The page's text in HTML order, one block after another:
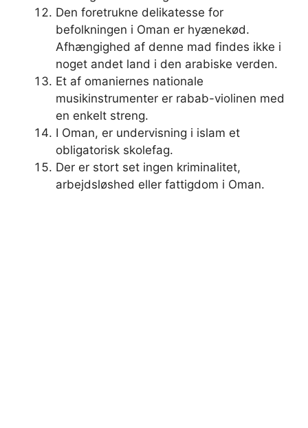
Den foretrukne delikatesse for
befolkningen i Oman er hyænekød.
Afhængighed af denne mad findes ikke i
noget andet land i den arabiske verden.
Et af omaniernes nationale
musikinstrumenter er rabab-violinen med
en enkelt streng.
I Oman, er undervisning i islam et
obligatorisk skolefag.
Der er stort set ingen kriminalitet,
arbejdsløshed eller fattigdom i Oman.